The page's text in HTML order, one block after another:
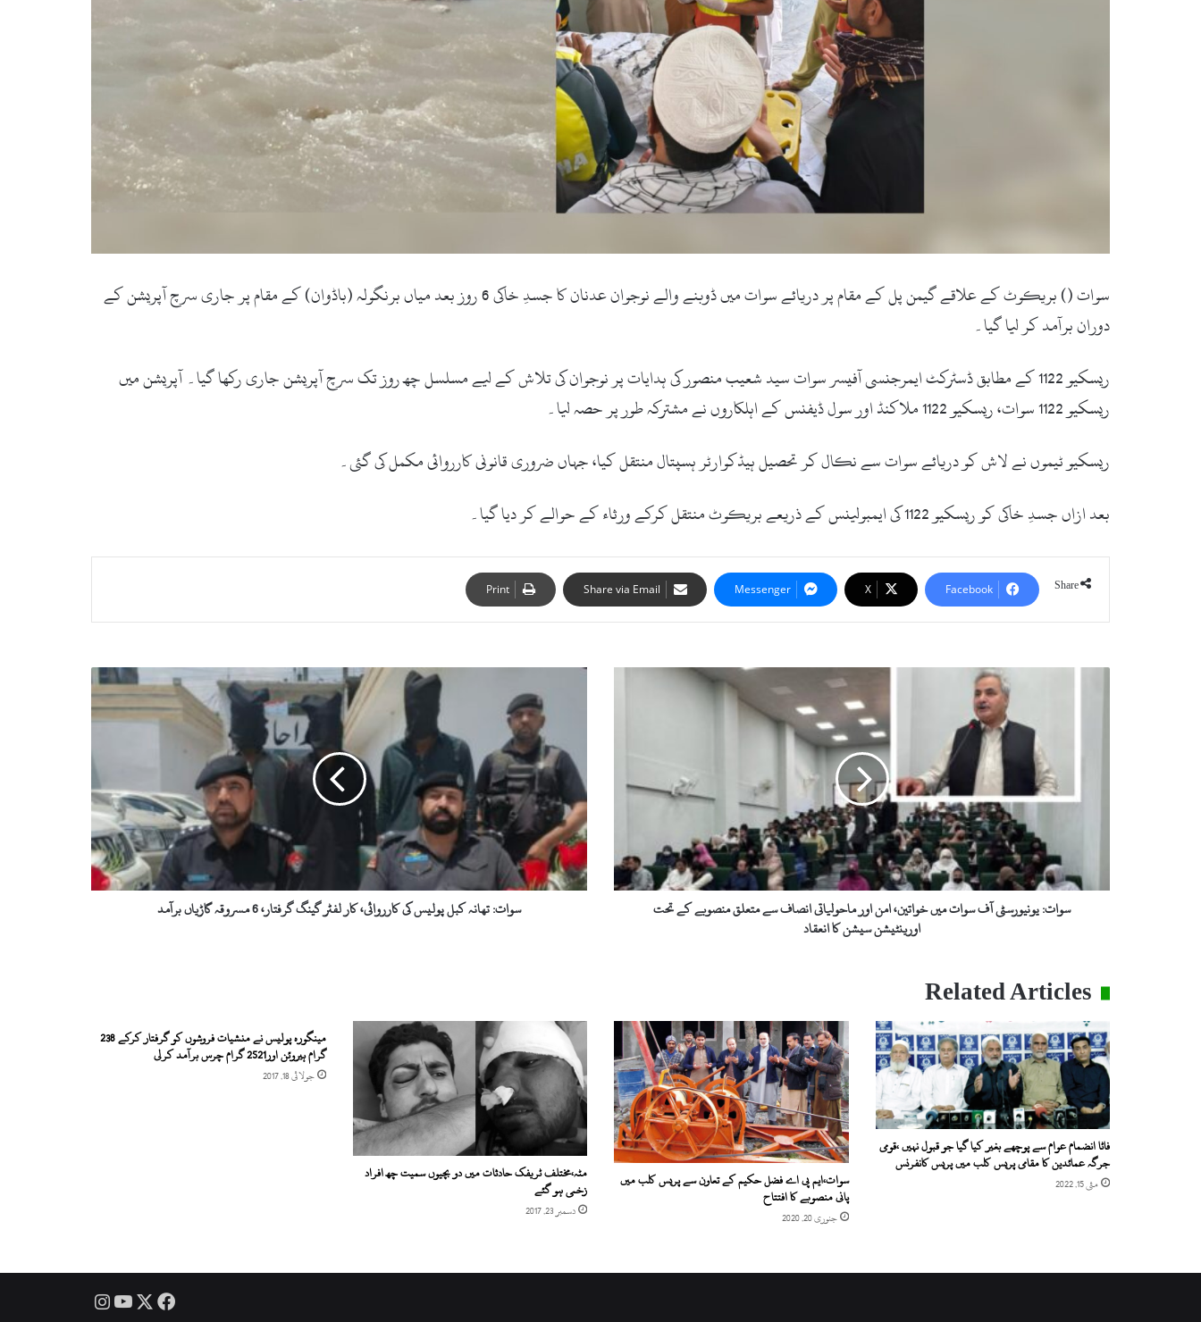
سوات () بریکوٹ کے علاقے گیمن پل کے مقام پر دریائے سوات میں ڈوبنے والے نوجوان عدنان کا جسدِ خاکی 6 روز بعد میاں برنگولہ (باڈوان) کے مقام پر جاری سرچ آپریشن کے
دوران برآمد کر لیا گیا۔
ریسکیو 1122 کے مطابق ڈسٹرکٹ ایمرجنسی آفیسر سوات سید شعیب منصور کی ہدایات پر نوجوان کی تلاش کے لیے مسلسل چھ روز تک سرچ آپریشن جاری رکھا گیا۔ آپریشن میں
ریسکیو 1122 سوات، ریسکیو 1122 ملاکنڈ اور سول ڈیفنس کے اہلکاروں نے مشترکہ طور پر حصہ لیا۔
ریسکیو ٹیموں نے لاش کو دریائے سوات سے نکال کر تحصیل ہیڈکوارٹر ہسپتال منتقل کیا، جہاں ضروری قانونی کارروائی مکمل کی گئی۔
بعد ازاں جسدِ خاکی کو ریسکیو 1122 کی ایمبولینس کے ذریعے بریکوٹ منتقل کرکے ورثاء کے حوالے کر دیا گیا۔
Share
Facebook
X
Messenger
Share via Email
Print
سوات:
متعلق
منصوبے
کا
انعقاد
سوات: یونیورسٹی آف سوات میں خواتین، امن اور ماحولیاتی انصاف سے متعلق منصوبے کے تحت
اورینٹیشن سیشن کا انعقاد
سوات:
کارروائی،
کار
لفٹر
گینگ
گرفتار،
6
مسروقہ
گاڑیاں سوات: تھانہ کبل پولیس کی کارروائی، کار لفٹر گینگ گرفتار، 6 مسروقہ گاڑیاں برآمد
Related Articles
فاٹا انضمام عوام سے پوچھے بغیر کیا گیا جو قبول نہیں ،قومی
جرگہ عمائدین کا مقامی پریس کلب میں پریس کانفرنس
مئی 15, 2022 سوات،ایم پی اے فضل حکیم کے تعاون سے پریس کلب میں
پانی منصوبے کا افتتاح
جنوری 20, 2020
مٹہ،مختلف ٹریفک حادثات میں دو بچیوں سمیت چھ افراد
زخمی ہو گئے
دسمبر 23, 2017
مینگورہ پولیس نے منشیات فروشوں کو گرفتار کرکے 238
گرام ہیروئن اور2521 گرام چرس برآمد کرلی
جولائی 18, 2017
Facebook
X
YouTube
Instagram